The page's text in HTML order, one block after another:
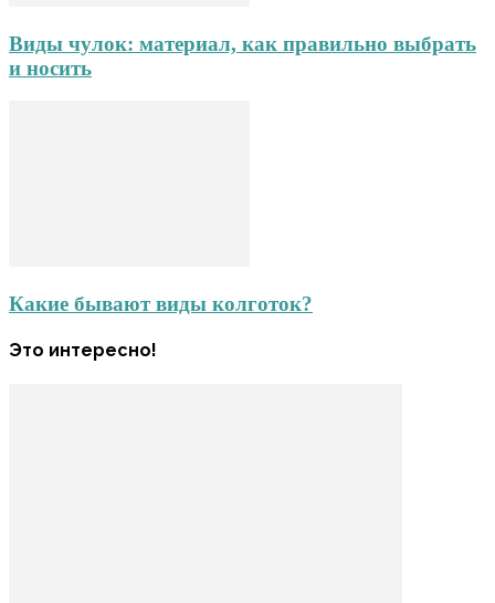
Виды чулок: материал, как правильно выбрать
и носить
Какие бывают виды колготок?
Это интересно!